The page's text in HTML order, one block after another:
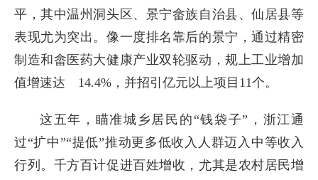
平，其中温州洞头区、景宁畲族自治县、仙居县等
表现尤为突出。像一度排名靠后的景宁，通过精密
制造和畲医药大健康产业双轮驱动，规上工业增加
值增速达 14.4%，并招引亿元以上项目11个。
这五年，瞄准城乡居民的“钱袋子”，浙江通
过“扩中”“提低”推动更多低收入人群迈入中等收入
行列。千方百计促进百姓增收，尤其是农村居民增